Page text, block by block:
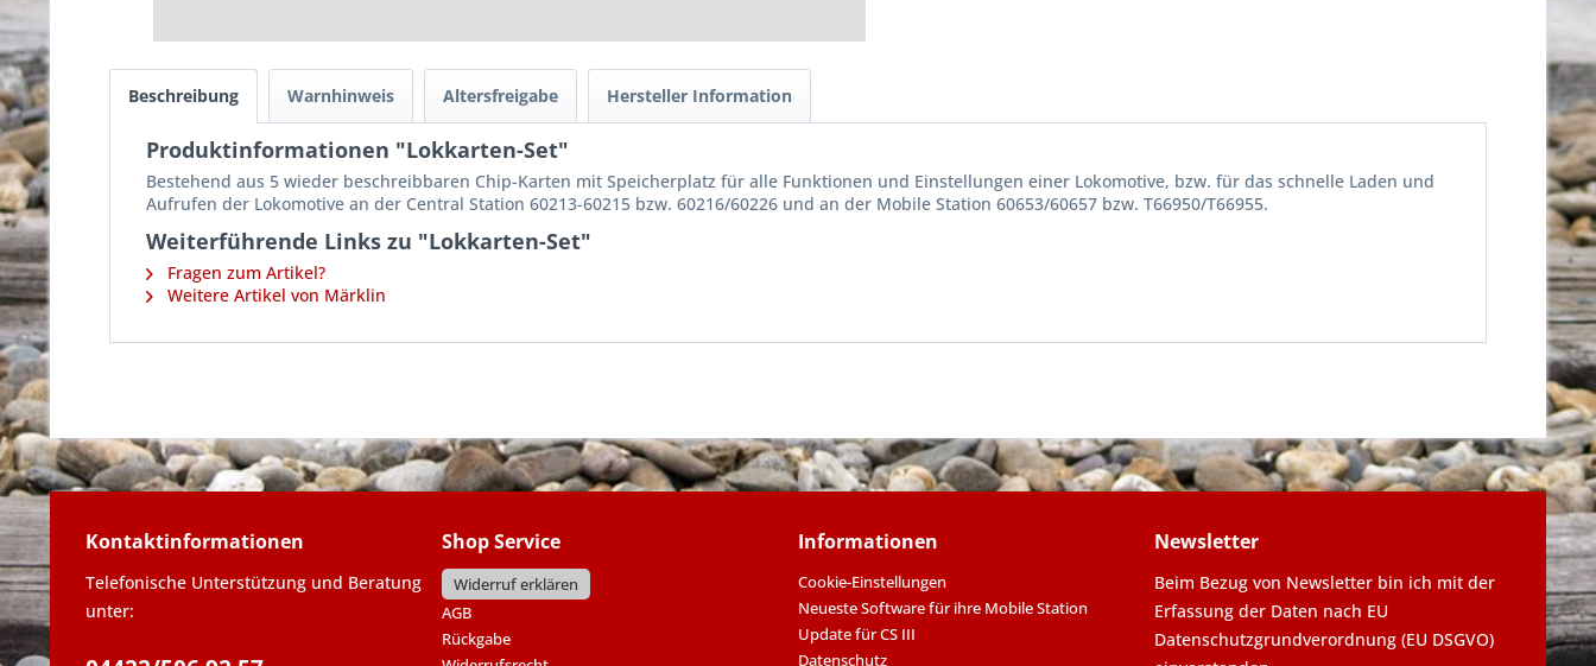
Beschreibung Warnhinweis Altersfreigabe Hersteller Information
Produktinformationen "Lokkarten-Set"
Bestehend aus 5 wieder beschreibbaren Chip-Karten mit Speicherplatz für alle Funktionen und Einstellungen einer Lokomotive, bzw. für das schnelle Laden und
Aufrufen der Lokomotive an der Central Station 60213-60215 bzw. 60216/60226 und an der Mobile Station 60653/60657 bzw. T66950/T66955.
Weiterführende Links zu "Lokkarten-Set"
Fragen zum Artikel?
Weitere Artikel von Märklin
Kontaktinformationen
Telefonische Unterstützung und Beratung
unter:
Shop Service
Widerruf erklären
AGB
Rückgabe
Informationen
Cookie-Einstellungen
Neueste Software für ihre Mobile Station
Update für CS III
Datenschutz
Newsletter
Beim Bezug von Newsletter bin ich mit der
Erfassung der Daten nach EU
Datenschutzgrundverordnung (EU DSGVO)